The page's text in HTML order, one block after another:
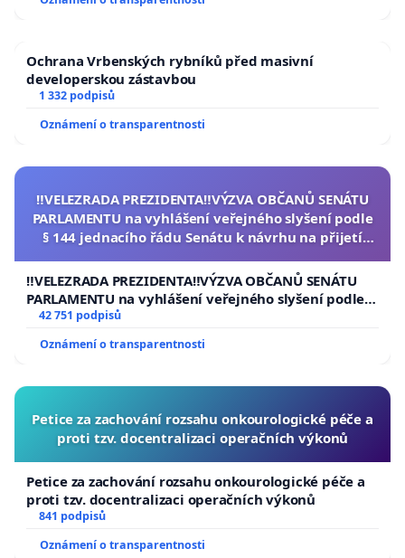
Ochrana Vrbenských rybníků před masivní
developerskou zástavbou
1 332 podpisů
Oznámení o transparentnosti
‼️VELEZRADA PREZIDENTA‼️VÝZVA OBČANŮ SENÁTU
PARLAMENTU na vyhlášení veřejného slyšení podle
§ 144 jednacího řádu Senátu k návrhu na přijetí
republiky
‼️VELEZRADA PREZIDENTA‼️VÝZVA OBČANŮ SENÁTU
PARLAMENTU na vyhlášení veřejného slyšení podle §
144 jednacího řádu Senátu k návrhu na přijetí
usnesení k podání ústavní žaloby na prezidenta
republiky
42 751 podpisů
Oznámení o transparentnosti
Petice za zachování rozsahu onkourologické péče a
proti tzv. docentralizaci operačních výkonů
Petice za zachování rozsahu onkourologické péče a
proti tzv. docentralizaci operačních výkonů
841 podpisů
Oznámení o transparentnosti